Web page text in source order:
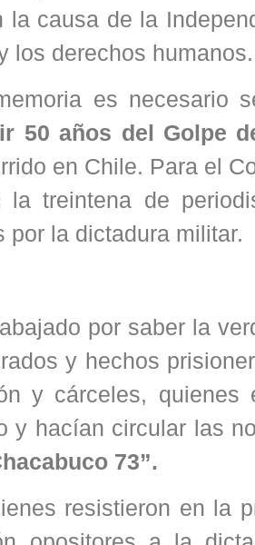
la causa de la
los derechos humanos.
es necesario
50 años del Golpe
en Chile. Para el
la treintena de
por la dictadura militar.
por saber la
y hechos
y cárceles,
y hacían circular las
73”.
resistieron en la